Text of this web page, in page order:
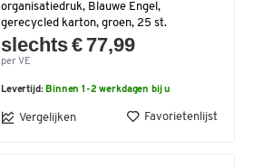
organisatiedruk, Blauwe Engel,
gerecycled karton, groen, 25 st.
slechts € 77,99
per VE
Levertijd:Binnen 1-2 werkdagen bij u
Vergelijken Favorietenlijst